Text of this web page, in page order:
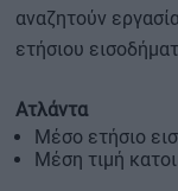
αναζητούν
ετήσιου
Ατλάντα
Μέσο ετήσιο
Μέση τιμή